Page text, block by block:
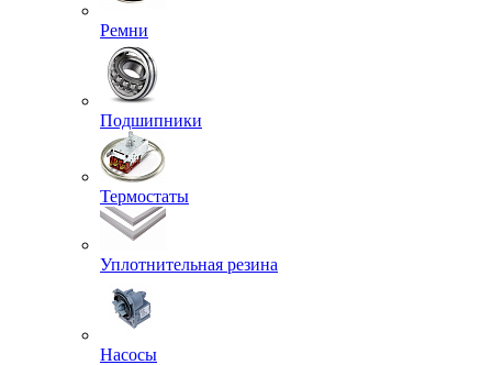
Ремни
Подшипники
Термостаты
Уплотнительная резина
Насосы